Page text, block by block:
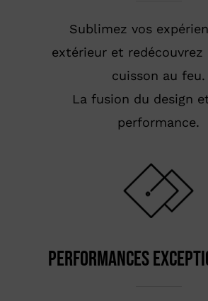
Sublimez vos
extérieur et redécouvrez
cuisson au feu.
La fusion du design
performance.
performances